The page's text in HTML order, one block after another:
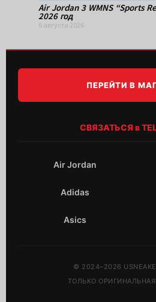
Air Jordan 3 WMNS “Sports
2026 год
6 августа 2026
ПЕРЕЙТИ В
СВЯЗАТЬСЯ в
Air Jordan
Adidas
Asics
© 2024–2026
ТОЛЬКО